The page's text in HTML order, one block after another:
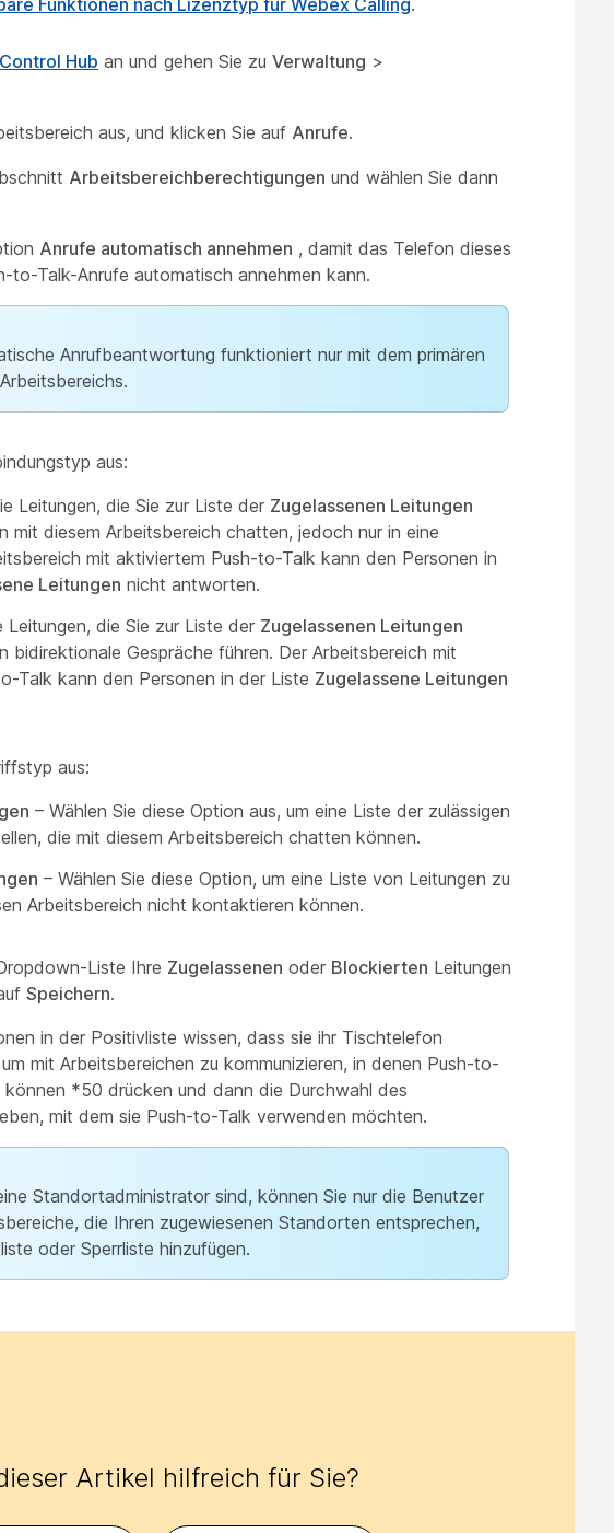
Funktionen nach Lizenztyp für Webex Calling.
Control Hub an und gehen Sie zu Verwaltung >
aus, und klicken Sie auf Anrufe.
Arbeitsbereichberechtigungen und wählen Sie dann
Anrufe automatisch annehmen , damit das Telefon dieses
to-Talk-Anrufe automatisch annehmen kann.
Anrufbeantwortung funktioniert nur mit dem primären
aus:
Leitungen, die Sie zur Liste der Zugelassenen Leitungen
mit diesem Arbeitsbereich chatten, jedoch nur in eine
mit aktiviertem Push-to-Talk kann den Personen in
Leitungen nicht antworten.
Leitungen, die Sie zur Liste der Zugelassenen Leitungen
bidirektionale Gespräche führen. Der Arbeitsbereich mit
Talk kann den Personen in der Liste Zugelassene Leitungen
aus:
– Wählen Sie diese Option aus, um eine Liste der zulässigen
die mit diesem Arbeitsbereich chatten können.
– Wählen Sie diese Option, um eine Liste von Leitungen zu
Arbeitsbereich nicht kontaktieren können.
Liste Ihre Zugelassenen oder Blockierten Leitungen
Speichern.
in der Positivliste wissen, dass sie ihr Tischtelefon
mit Arbeitsbereichen zu kommunizieren, in denen Push-to-
*50 drücken und dann die Durchwahl des
mit dem sie Push-to-Talk verwenden möchten.
Standortadministrator sind, können Sie nur die Benutzer
die Ihren zugewiesenen Standorten entsprechen,
oder Sperrliste hinzufügen.
Artikel hilfreich für Sie?